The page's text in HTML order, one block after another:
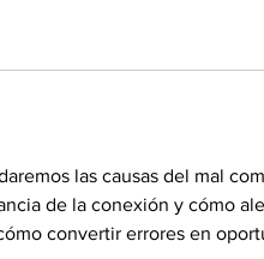
las causas del mal
de la conexión y cómo
convertir errores en